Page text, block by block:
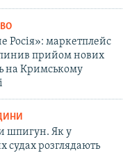
Росія»: маркетплейс
прийом нових
на Кримському
шпигун. Як у
судах розглядають